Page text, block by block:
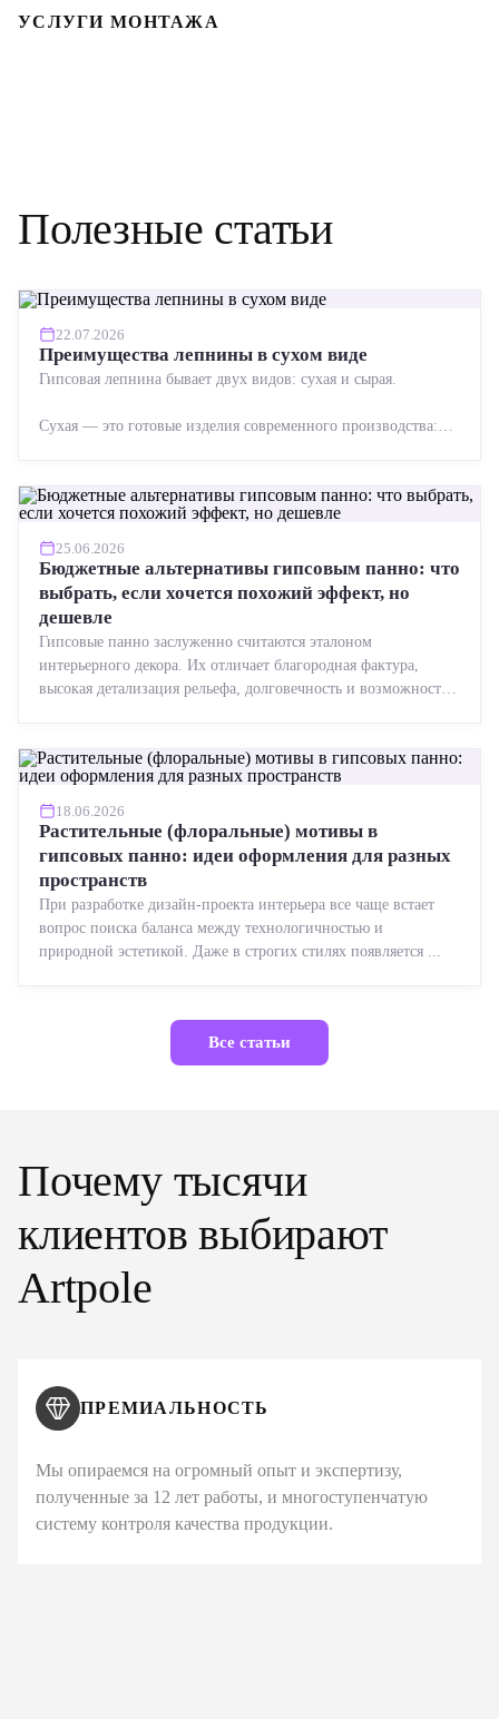
УСЛУГИ МОНТАЖА
Полезные статьи
22.07.2026
Преимущества лепнины в сухом виде
Гипсовая лепнина бывает двух видов: сухая и сырая.
Сухая — это готовые изделия современного производства:
25.06.2026
Бюджетные альтернативы гипсовым панно: что
выбрать, если хочется похожий эффект, но
дешевле
Гипсовые панно заслуженно считаются эталоном
интерьерного декора. Их отличает благородная фактура,
высокая детализация рельефа, долговечность и возможность
18.06.2026
Растительные (флоральные) мотивы в
гипсовых панно: идеи оформления для разных
пространств
При разработке дизайн-проекта интерьера все чаще встает
вопрос поиска баланса между технологичностью и
природной эстетикой. Даже в строгих стилях появляется ...
Все статьи
Почему тысячи
клиентов выбирают
Artpole
ПРЕМИАЛЬНОСТЬ
Мы опираемся на огромный опыт и экспертизу,
полученные за 12 лет работы, и многоступенчатую
систему контроля качества продукции.